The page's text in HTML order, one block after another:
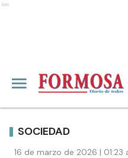
Ads
SOCIEDAD
16 de marzo de 2026 |